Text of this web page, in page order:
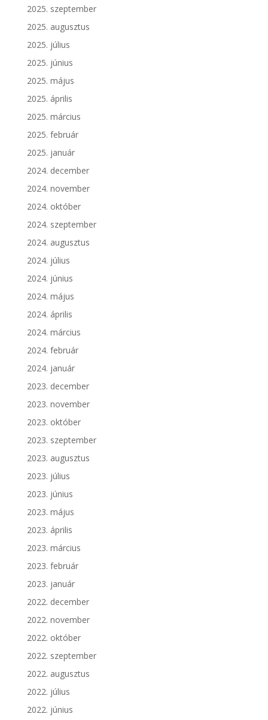
2025. szeptember
2025. augusztus
2025. július
2025. június
2025. május
2025. április
2025. március
2025. február
2025. január
2024. december
2024. november
2024. október
2024. szeptember
2024. augusztus
2024. július
2024. június
2024. május
2024. április
2024. március
2024. február
2024. január
2023. december
2023. november
2023. október
2023. szeptember
2023. augusztus
2023. július
2023. június
2023. május
2023. április
2023. március
2023. február
2023. január
2022. december
2022. november
2022. október
2022. szeptember
2022. augusztus
2022. július
2022. június